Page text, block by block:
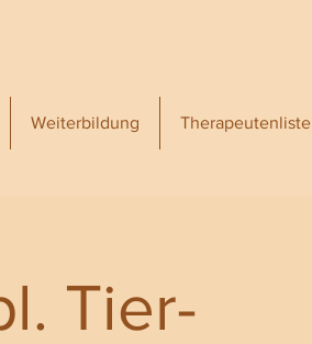
Weiterbildung Therapeutenliste
Tier-